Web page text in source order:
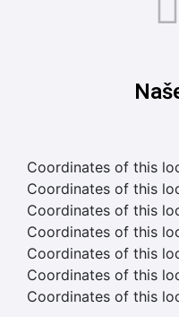
Coordinates of this
Coordinates of this
Coordinates of this
Coordinates of this
Coordinates of this
Coordinates of this
Coordinates of this